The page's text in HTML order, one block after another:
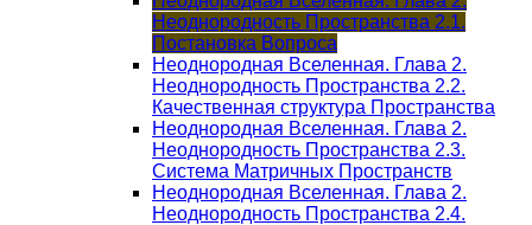
Неоднородность Пространства 2.1.
Постановка Вопроса
Неоднородная Вселенная. Глава 2.
Неоднородность Пространства 2.2.
Качественная структура Пространства
Неоднородная Вселенная. Глава 2.
Неоднородность Пространства 2.3.
Система Матричных Пространств
Неоднородная Вселенная. Глава 2.
Неоднородность Пространства 2.4.